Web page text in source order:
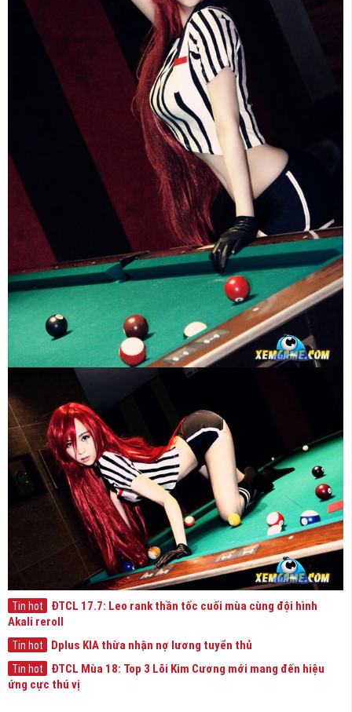
Tin hot
ĐTCL 17.7: Leo rank thần tốc cuối mùa cùng đội hình
Akali reroll
Tin hot Dplus KIA thừa nhận nợ lương tuyển thủ
Tin hot
ĐTCL Mùa 18: Top 3 Lõi Kim Cương mới mang đến hiệu
ứng cực thú vị